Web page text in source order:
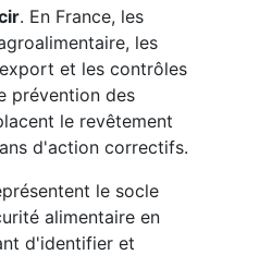
. En France, les
les
et les contrôles
prévention des
le revêtement
d'action correctifs.
le socle
alimentaire en
d'identifier et